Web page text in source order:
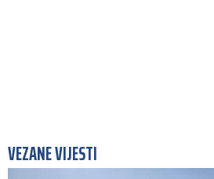
VEZANE VIJESTI